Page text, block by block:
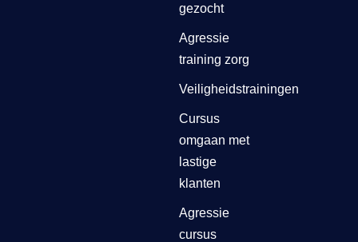
gezocht
Agressie
training zorg
Veiligheidstrainingen
Cursus
omgaan met
lastige
klanten
Agressie
cursus